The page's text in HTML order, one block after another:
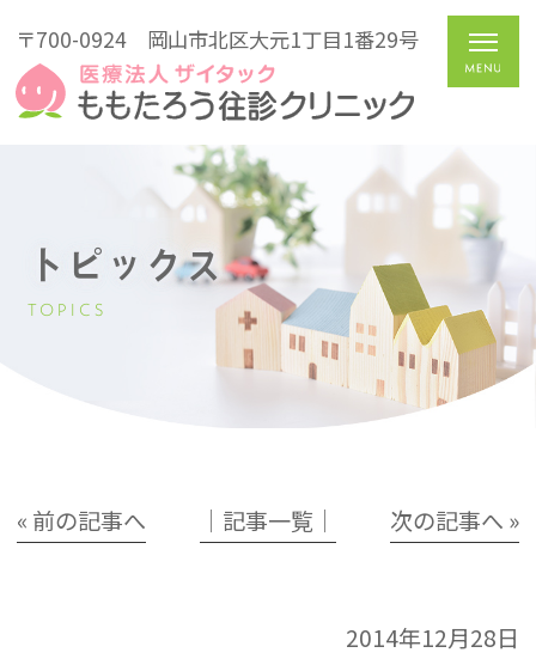
〒700-0924 岡山市北区大元1丁目1番29号
トピックス
TOPICS
« 前の記事へ │記事一覧│ 次の記事へ »
2014年12月28日